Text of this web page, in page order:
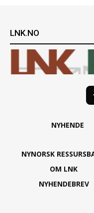
LNK.NO
NYHENDE
NYNORSK
OM LNK
NYHENDEBREV